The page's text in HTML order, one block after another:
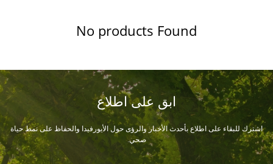
No products Found
ابق على اطلاع
اشترك للبقاء على اطلاع بأحدث الأخبار والرؤى حول الأيورفيدا والحفاظ على نمط حياة
صحي.